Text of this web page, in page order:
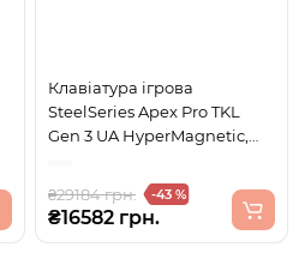
Клавіатура ігрова
SteelSeries Apex Pro TKL
Gen 3 UA HyperMagnetic,
₴29184 грн.
-43 %
₴16582 грн.